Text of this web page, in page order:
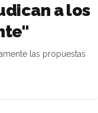
a los
las propuestas